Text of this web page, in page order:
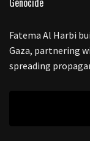
Fatema Al Harbi
Gaza, partnering
spreading